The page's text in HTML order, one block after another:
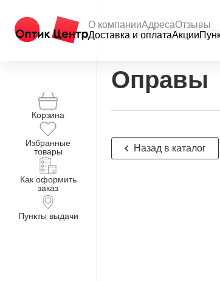
О компанииАдресаОтзывы
Доставка и оплатаАкции
Корзина
Избранные
товары
Как оформить
заказ
Пункты выдачи
Главная Интернет-магазин
Оправы
Назад в каталог